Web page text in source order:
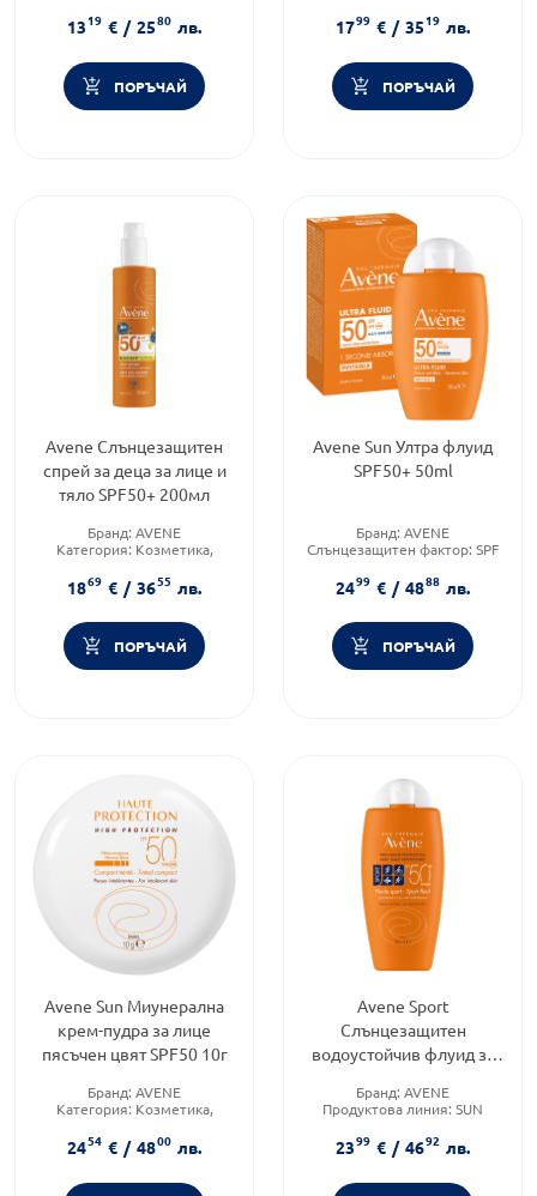
1319 € / 2580 лв.
ПОРЪЧАЙ
Форма на продукта:флуид
1799 € / 3519 лв.
ПОРЪЧАЙ
Avene Слънцезащитен
спрей за деца за лице и
тяло SPF50+ 200мл
Бранд: AVENE
Категория: Козметика,
Продуктова линия:SUN
1869 € / 3655 лв.
ПОРЪЧАЙ
Avene Sun Ултра флуид
SPF50+ 50ml
Бранд: AVENE
Слънцезащитен фактор: SPF
Форма на продукта:флуид
2499 € / 4888 лв.
ПОРЪЧАЙ
Avene Sun Миунерална
крем-пудра за лице
пясъчен цвят SPF50 10г
Бранд: AVENE
Категория: Козметика,
Слънцезащитен фактор:
50
2454 € / 4800 лв.
Avene Sport
Слънцезащитен
водоустойчив флуид за
100мл
Бранд: AVENE
Продуктова линия: SUN
2399 € / 4692 лв.